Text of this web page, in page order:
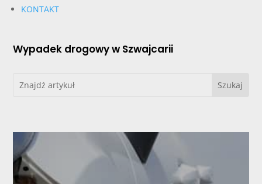
KONTAKT
Wypadek drogowy w Szwajcarii